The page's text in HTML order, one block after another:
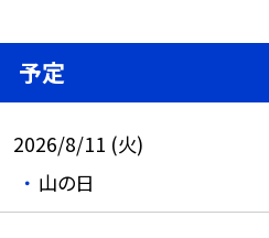
予定
2026/8/11 (火)
山の日